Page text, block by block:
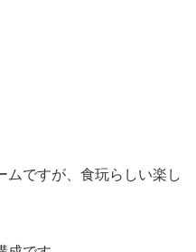
ムですが、食玩らしい楽し